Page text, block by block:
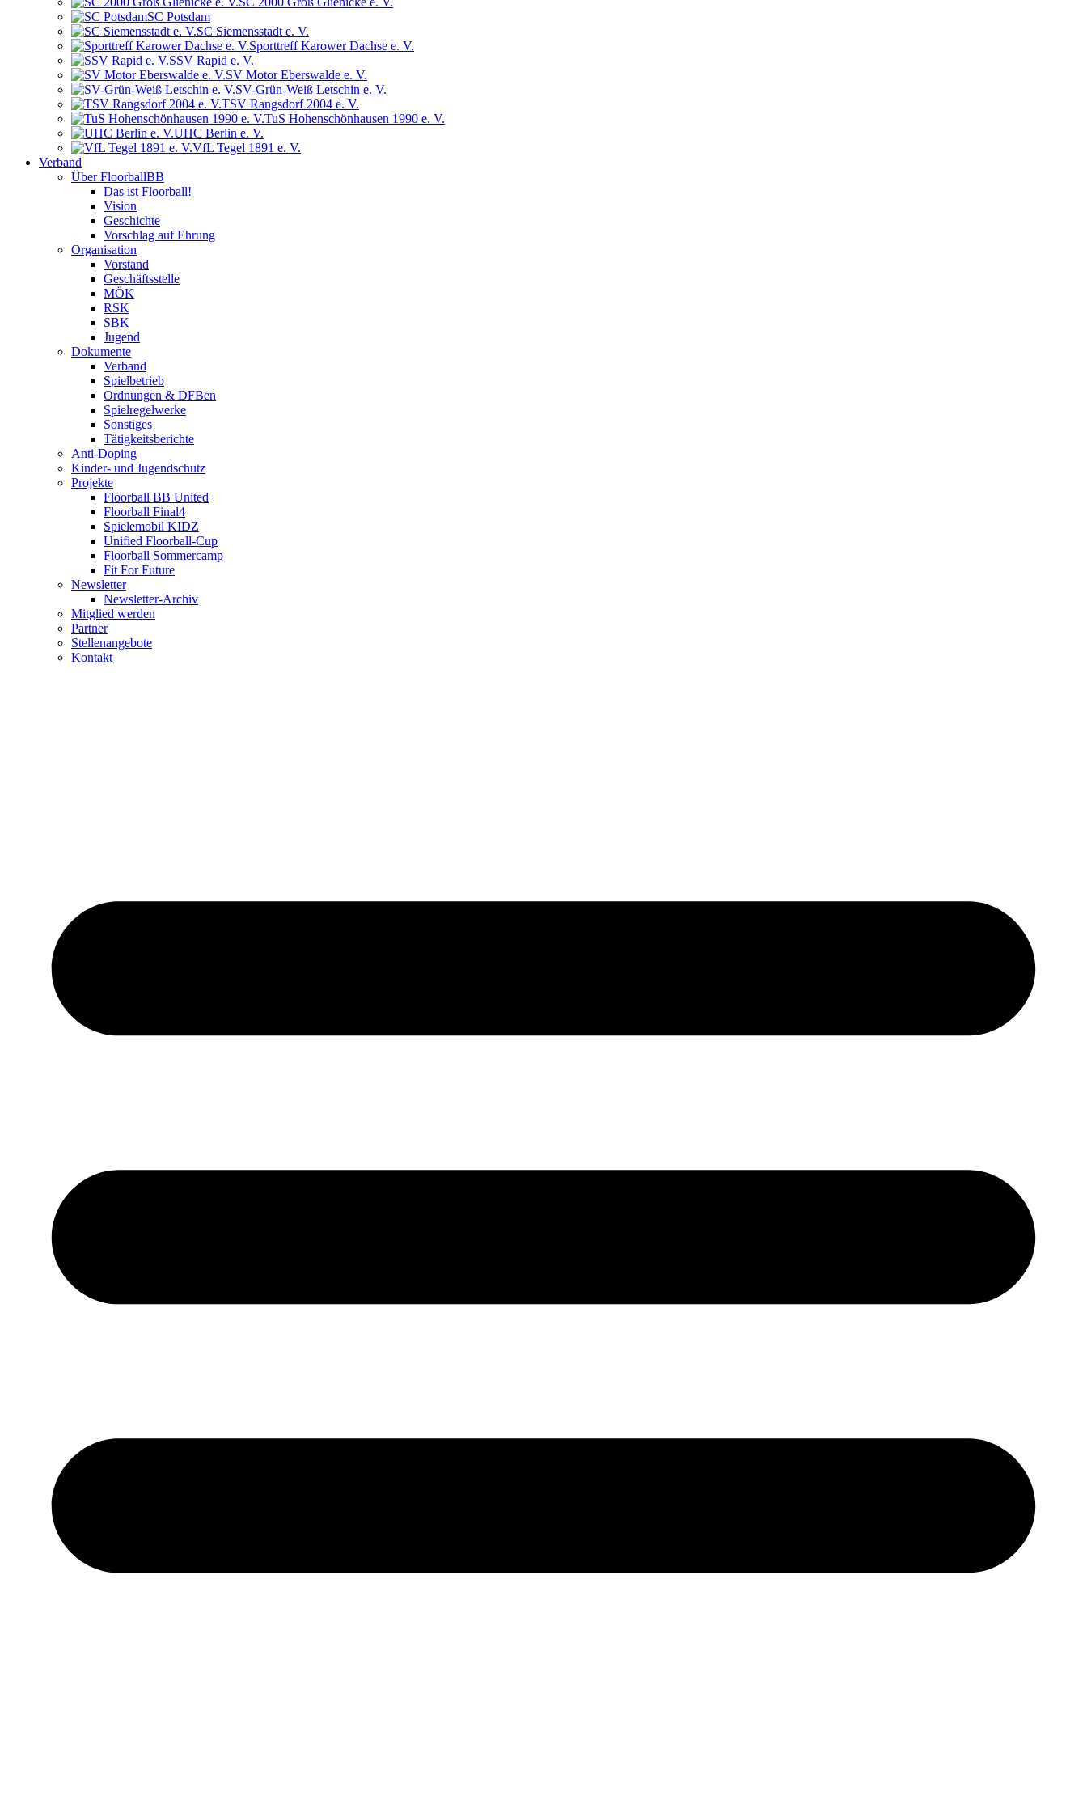
SC Potsdam
SC Siemensstadt e. V.
Sporttreff Karower Dachse e. V.
SSV Rapid e. V.
SV Motor Eberswalde e. V.
SV-Grün-Weiß Letschin e. V.
TSV Rangsdorf 2004 e. V.
TuS Hohenschönhausen 1990 e. V.
UHC Berlin e. V.
VfL Tegel 1891 e. V.
Verband
Über FloorballBB
Das ist Floorball!
Vision
Geschichte
Vorschlag auf Ehrung
Organisation
Vorstand
Geschäftsstelle
MÖK
RSK
SBK
Jugend
Dokumente
Verband
Spielbetrieb
Ordnungen & DFBen
Spielregelwerke
Sonstiges
Tätigkeitsberichte
Anti-Doping
Kinder- und Jugendschutz
Projekte
Floorball BB United
Floorball Final4
Spielemobil KIDZ
Unified Floorball-Cup
Floorball Sommercamp
Fit For Future
Newsletter
Newsletter-Archiv
Mitglied werden
Partner
Stellenangebote
Kontakt